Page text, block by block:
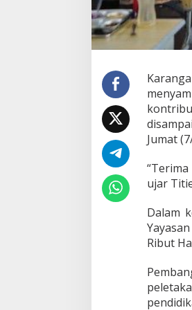
Jumat
ujar
Dalam
Ribut